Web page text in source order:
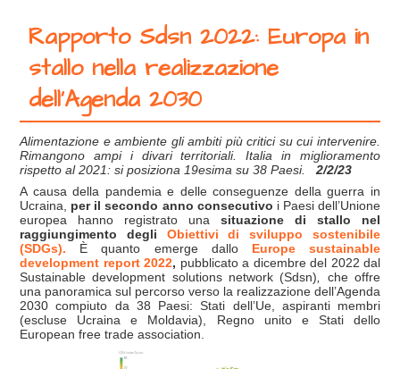
Rapporto Sdsn 2022: Europa in
stallo nella realizzazione
dell’Agenda 2030
Alimentazione e ambiente gli ambiti più critici su cui intervenire.
Rimangono ampi i divari territoriali. Italia in miglioramento
rispetto al 2021: si posiziona 19esima su 38 Paesi. 2/2/23
A causa della pandemia e delle conseguenze della guerra in
Ucraina, per il secondo anno consecutivo i Paesi dell’Unione
europea hanno registrato una situazione di stallo nel
raggiungimento degli Obiettivi di sviluppo sostenibile
(SDGs). È quanto emerge dallo Europe sustainable
development report 2022, pubblicato a dicembre del 2022 dal
Sustainable development solutions network (Sdsn)
che offre
una panoramica sul percorso verso la realizzazione dell’Agenda
2030 compiuto da 38 Paesi: Stati dell’Ue, aspiranti membri
(escluse Ucraina e Moldavia), Regno unito e Stati dello
European free trade association.